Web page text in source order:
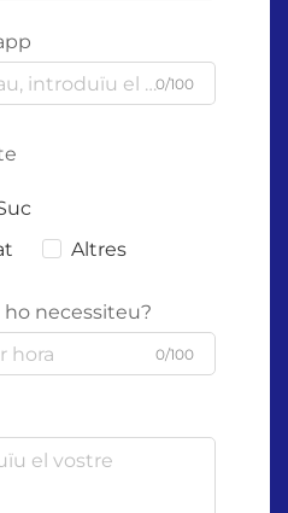
0/100
Altres
necessiteu?
0/100